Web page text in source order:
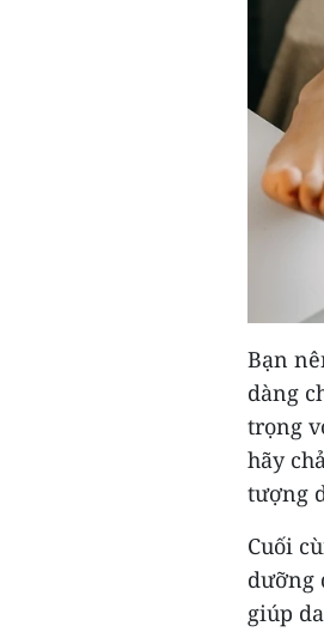
Bạn
dàng
trọng
hãy
tượng
Cuối
dưỡng
giúp